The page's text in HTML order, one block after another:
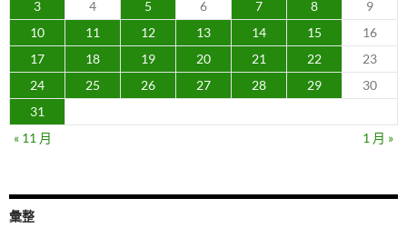
3 4 5 6 7 8
9
10
11 12 13 14 15
16
17
18 19 20 21 22
23
24
25 26 27 28 29
30
31
« 11 月
1 月 »
彙整